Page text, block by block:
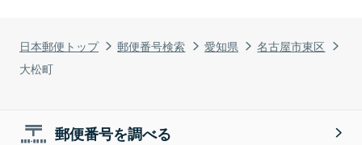
日本郵便トップ 郵便番号検索 愛知県
名古屋市東区
大松町
郵便番号を調べる